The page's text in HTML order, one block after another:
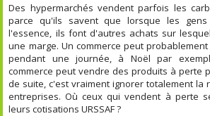
Des hypermarchés vendent parfois les
parce qu'ils savent que lorsque les
l'essence, ils font d'autres achats sur
une marge. Un commerce peut
pendant une journée, à Noël par
commerce peut vendre des produits à perte
de suite, c'est vraiment ignorer totalement la
entreprises. Où ceux qui vendent à perte
leurs cotisations URSSAF ?